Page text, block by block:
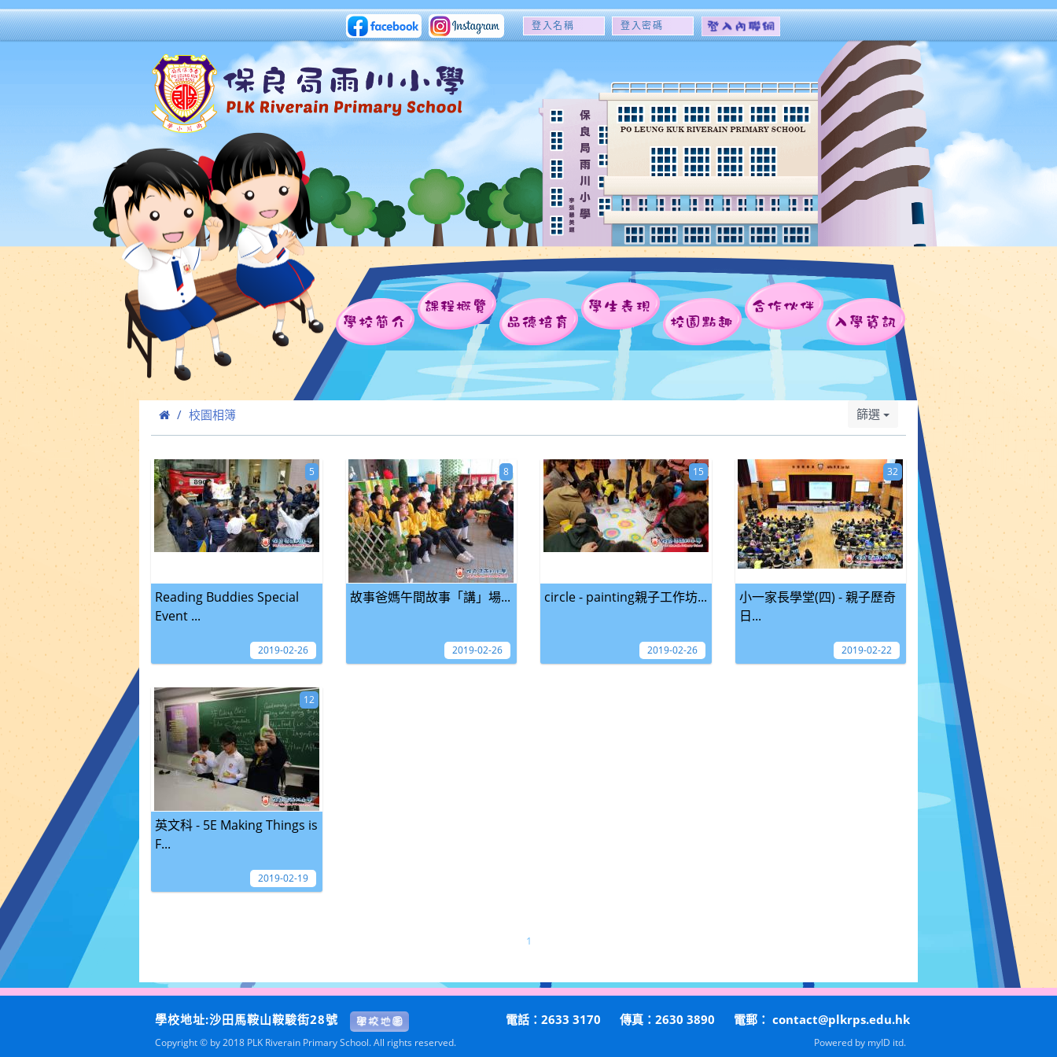
登
名
稱
登
密
碼
學校簡介
課程概覽
品德培育
學生表現
校園點趣
合作伙伴
入學資訊
校園相簿 篩選
Reading Buddies Special
Event ...
5
2019-02-26
故事爸媽午間故事「講」場...
8
2019-02-26
circle - painting親子工作坊...
15
2019-02-26
小一家長學堂(四) - 親子歷奇
日...
32
2019-02-22
英文科 - 5E Making Things is
F...
12
2019-02-19
1
學校地址:沙田馬鞍山鞍駿街28號 電話：2633 3170 傳真：2630 3890 電郵： contact@plkrps.edu.hk
Copyright © by 2018 PLK Riverain Primary School. All rights reserved. Powered by myID itd.